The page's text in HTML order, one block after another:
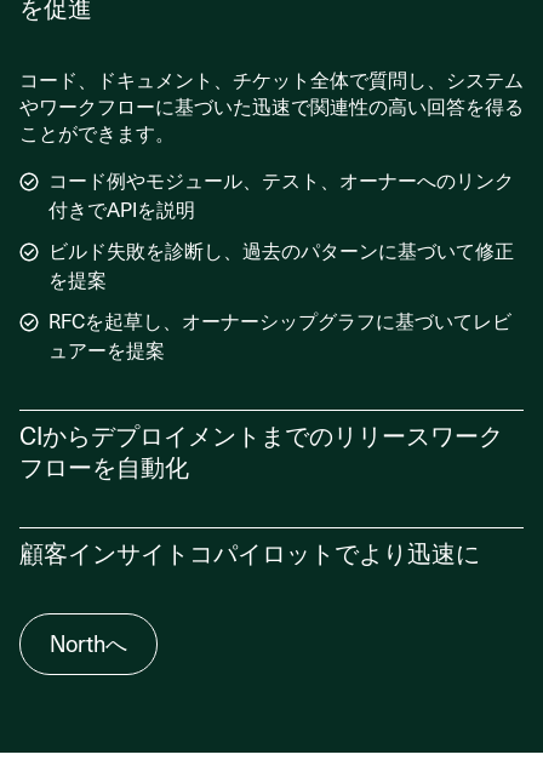
を促進
コード、ドキュメント、チケット全体で質問し、システム
やワークフローに基づいた迅速で関連性の高い回答を得る
ことができます。
コード例やモジュール、テスト、オーナーへのリンク
付きでAPIを説明
ビルド失敗を診断し、過去のパターンに基づいて修正
を提案
RFCを起草し、オーナーシップグラフに基づいてレビ
ュアーを提案
CIからデプロイメントまでのリリースワーク
フローを自動化
Northのマルチエージェント自動化を使用して、問題のト
リアージ、ドキュメントの生成、チームや環境全体でのリ
障害を自動的にラベル付け、再現、グループ化し、ロ
グ付きでJiraチケットを自動作成
顧客インサイトコパイロットでより迅速に
製品のパフォーマンスとCRMデータを組み合わせ、リス
ク、機会、次善のアクションを抽出します。
Northへ